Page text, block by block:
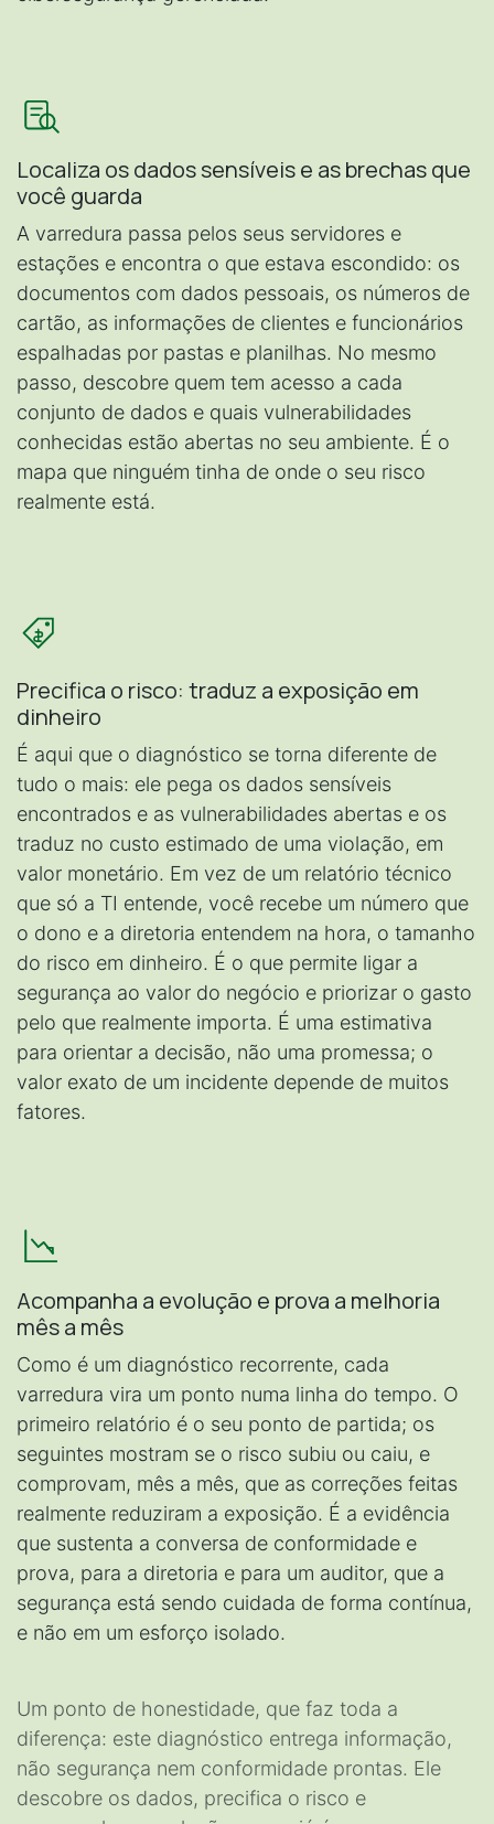
Localiza os dados sensíveis e as brechas que
você guarda
A varredura passa pelos seus servidores e
estações e encontra o que estava escondido: os
documentos com dados pessoais, os números de
cartão, as informações de clientes e funcionários
espalhadas por pastas e planilhas. No mesmo
passo, descobre quem tem acesso a cada
conjunto de dados e quais vulnerabilidades
conhecidas estão abertas no seu ambiente. É o
mapa que ninguém tinha de onde o seu risco
realmente está.
Precifica o risco: traduz a exposição em
dinheiro
É aqui que o diagnóstico se torna diferente de
tudo o mais: ele pega os dados sensíveis
encontrados e as vulnerabilidades abertas e os
traduz no custo estimado de uma violação, em
valor monetário. Em vez de um relatório técnico
que só a TI entende, você recebe um número que
o dono e a diretoria entendem na hora, o tamanho
do risco em dinheiro. É o que permite ligar a
segurança ao valor do negócio e priorizar o gasto
pelo que realmente importa. É uma estimativa
para orientar a decisão, não uma promessa; o
valor exato de um incidente depende de muitos
fatores.
Acompanha a evolução e prova a melhoria
mês a mês
Como é um diagnóstico recorrente, cada
varredura vira um ponto numa linha do tempo. O
primeiro relatório é o seu ponto de partida; os
seguintes mostram se o risco subiu ou caiu, e
comprovam, mês a mês, que as correções feitas
realmente reduziram a exposição. É a evidência
que sustenta a conversa de conformidade e
prova, para a diretoria e para um auditor, que a
segurança está sendo cuidada de forma contínua,
e não em um esforço isolado.
Um ponto de honestidade, que faz toda a
diferença: este diagnóstico entrega informação,
não segurança nem conformidade prontas. Ele
descobre os dados, precifica o risco e